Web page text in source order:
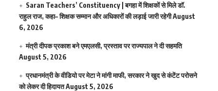
Saran Teachers’ Constituency | बगहा में शिक्षकों से मिले डॉ.
राहुल राज, कहा– शिक्षक सम्मान और अधिकारों की लड़ाई जारी रहेगीAugust
6, 2026
मंत्री दीपक प्रकाश बने एमएलसी, प्रस्ताव पर राज्यपाल ने दी सहमति
August 5, 2026
प्रधानमंत्री के वीडियो पर मेटा ने मांगी माफी, सरकार ने खुद से कंटेंट परोसने
को लेकर दी हिदायतAugust 5, 2026